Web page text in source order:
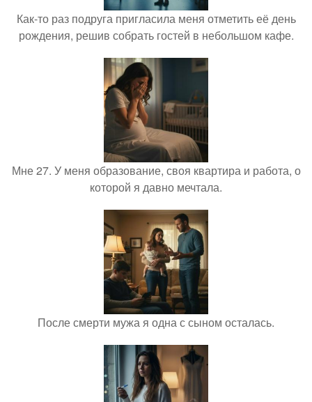
Как-то раз подруга пригласила меня отметить её день
рождения, решив собрать гостей в небольшом кафе.
Мне 27. У меня образование, своя квартира и работа, о
которой я давно мечтала.
После смерти мужа я одна с сыном осталась.